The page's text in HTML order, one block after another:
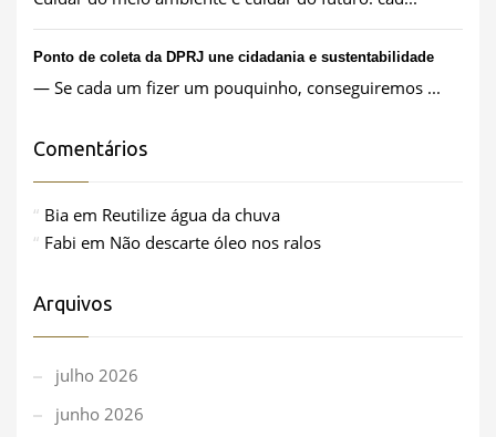
Ponto de coleta da DPRJ une cidadania e sustentabilidade
— Se cada um fizer um pouquinho, conseguiremos ...
Comentários
Bia em Reutilize água da chuva
Fabi em Não descarte óleo nos ralos
Arquivos
julho 2026
junho 2026